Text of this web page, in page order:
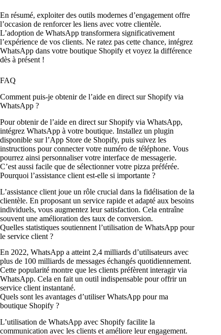
En résumé, exploiter des outils modernes d’engagement offre
l’occasion de renforcer les liens avec votre clientèle.
L’adoption de WhatsApp transformera significativement
l’expérience de vos clients. Ne ratez pas cette chance, intégrez
WhatsApp dans votre boutique Shopify et voyez la différence
dès à présent !
FAQ
Comment puis-je obtenir de l’aide en direct sur Shopify via
WhatsApp ?
Pour obtenir de l’aide en direct sur Shopify via WhatsApp,
intégrez WhatsApp à votre boutique. Installez un plugin
disponible sur l’App Store de Shopify, puis suivez les
instructions pour connecter votre numéro de téléphone. Vous
pourrez ainsi personnaliser votre interface de messagerie.
C’est aussi facile que de sélectionner votre pizza préférée.
Pourquoi l’assistance client est-elle si importante ?
L’assistance client joue un rôle crucial dans la fidélisation de la
clientèle. En proposant un service rapide et adapté aux besoins
individuels, vous augmentez leur satisfaction. Cela entraîne
souvent une amélioration des taux de conversion.
Quelles statistiques soutiennent l’utilisation de WhatsApp pour
le service client ?
En 2022, WhatsApp a atteint 2,4 milliards d’utilisateurs avec
plus de 100 milliards de messages échangés quotidiennement.
Cette popularité montre que les clients préfèrent interagir via
WhatsApp. Cela en fait un outil indispensable pour offrir un
service client instantané.
Quels sont les avantages d’utiliser WhatsApp pour ma
boutique Shopify ?
L’utilisation de WhatsApp avec Shopify facilite la
communication avec les clients et améliore leur engagement.